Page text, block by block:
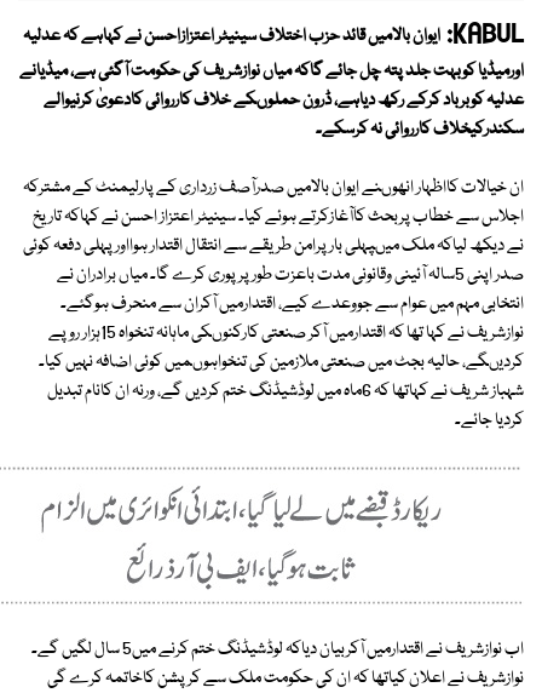
KABUL: ایوان بالامیں قائد حزب اختلاف سینیٹر اعتزازاحسن نے کہاہے کہ عدلیہ
اورمیڈیا کوبہت جلد پتہ چل جائے گاکہ میاں نوازشریف کی حکومت آگئی ہے، میڈیانے
عدلیہ کوبرباد کرکے رکھ دیاہے، ڈرون حملوںکے خلاف کارروائی کادعویٰ کرنیوالے
سکندرکیخلاف کارروائی نہ کرسکے۔
ان خیالات کااظہار انھوںنے ایوان بالامیں صدرآصف زرداری کے پارلیمنٹ کے مشترکہ
اجلاس سے خطاب پربحث کاآغازکرتے ہوئے کیا۔ سینیٹر اعتزاز احسن نے کہاکہ تاریخ
نے دیکھ لیاکہ ملک میںپہلی بار پرامن طریقے سے انتقال اقتدار ہوااور پہلی دفعہ کوئی
صدر اپنی 5سالہ آئینی وقانونی مدت باعزت طورپر پوری کرے گا۔ میاں برادران نے
انتخابی مہم میں عوام سے جووعدے کیے، اقتدارمیں آکران سے منحرف ہوگئے۔
نوازشریف نے کہا تھا کہ اقتدارمیں آکر صنعتی کارکنوںکی ماہانہ تنخواہ 15ہزار روپے
کردیںگے، حالیہ بجٹ میں صنعتی ملازمین کی تنخواہوںمیں کوئی اضافہ نہیں کیا۔
شہباز شریف نے کہاتھا کہ 6ماہ میں لوڈشیڈنگ ختم کردیں گے، ورنہ ان کانام تبدیل
کردیا جائے۔
اب نوازشریف نے اقتدارمیں آکربیان دیاکہ لوڈشیڈنگ ختم کرنے میں5 سال لگیں گے۔
نوازشریف نے اعلان کیاتھا کہ ان کی حکومت ملک سے کرپشن کاخاتمہ کرے گی